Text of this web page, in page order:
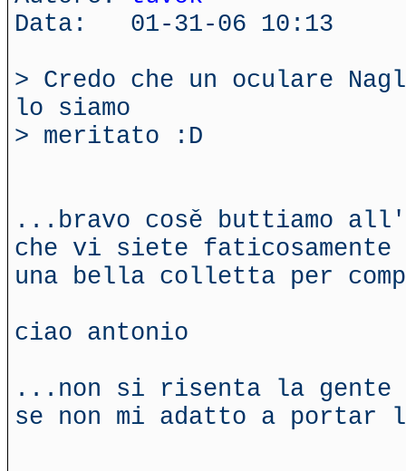
Data: 01-31-06 10:13
> Credo che un oculare
lo siamo
> meritato :D
...bravo cosě buttiamo
che vi siete faticosamente
una bella colletta per
ciao antonio
...non si risenta la gente
se non mi adatto a portar